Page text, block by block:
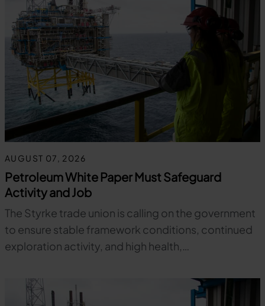
AUGUST 07, 2026
Petroleum White Paper Must Safeguard
Activity and Job
The Styrke trade union is calling on the government
to ensure stable framework conditions, continued
exploration activity, and high health,…